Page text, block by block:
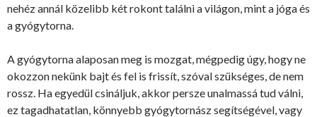
nehéz annál közelibb két rokont találni a világon, mint a jóga és
a gyógytorna.
A gyógytorna alaposan meg is mozgat, mégpedig úgy, hogy ne
okozzon nekünk bajt és fel is frissít, szóval szükséges, de nem
rossz. Ha egyedül csináljuk, akkor persze unalmassá tud válni,
ez tagadhatatlan, könnyebb gyógytornász segítségével, vagy